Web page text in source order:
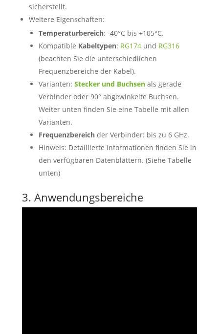
sicherstellt.
Weitere Eigenschaften:
Temperaturbereich: -40°C bis +105°C.
Kompatible Kabeltypen: RG174und RG316
(beachten Sie die unterschiedlichen
Frequenzbereiche der Kabel).
Varianten: Stecker und Buchsenals gerade
Verbinder oder 90° abgewinkelte Buchsen.
Weiter unten finden Sie eine Tabelle mit allen
Varianten.
Frequenzbereichder Verbinder: bis zu 6 GHz.
Hinweis: Detaillierte Informationen finden Sie in
den verfügbaren Datenblättern. (Siehe Tabelle
unten)
3. Anwendungsbereiche